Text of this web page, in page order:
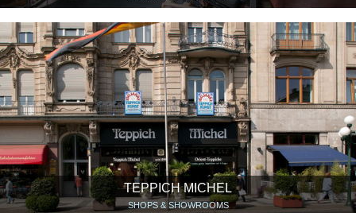
TEPPICH MICHEL
SHOPS & SHOWROOMS